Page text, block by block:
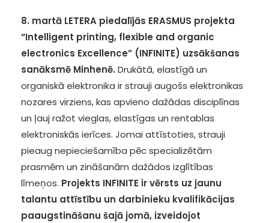
8. martā LETERA piedalījās ERASMUS projekta
“Intelligent printing, flexible and organic
electronics Excellence” (INFINITE) uzsākšanas
sanāksmē Minhenē. Drukātā, elastīgā un
organiskā elektronika ir strauji augošs elektronikas
nozares virziens, kas apvieno dažādas disciplīnas
un ļauj ražot vieglas, elastīgas un rentablas
elektroniskās ierīces. Jomai attīstoties, strauji
pieaug nepieciešamība pēc specializētām
prasmēm un zināšanām dažādos izglītības
līmeņos. Projekts INFINITE ir vērsts uz jaunu
talantu attīstību un darbinieku kvalifikācijas
paaugstināšanu šajā jomā, izveidojot